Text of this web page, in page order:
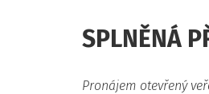
SPLNĚNÁ
Pronájem otevřený